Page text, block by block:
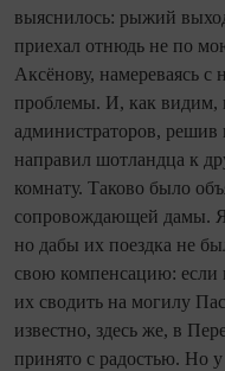
выяснилось: рыжий
приехал отнюдь не по
Аксёнову, намереваясь
проблемы. И, как видим,
администраторов, решив
направил шотландца к
комнату. Таково было
сопровождающей дамы. Я
но дабы их поездка не
свою компенсацию:
их сводить на могилу
известно, здесь же, в
принято с радостью. Но